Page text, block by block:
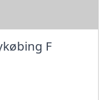
F